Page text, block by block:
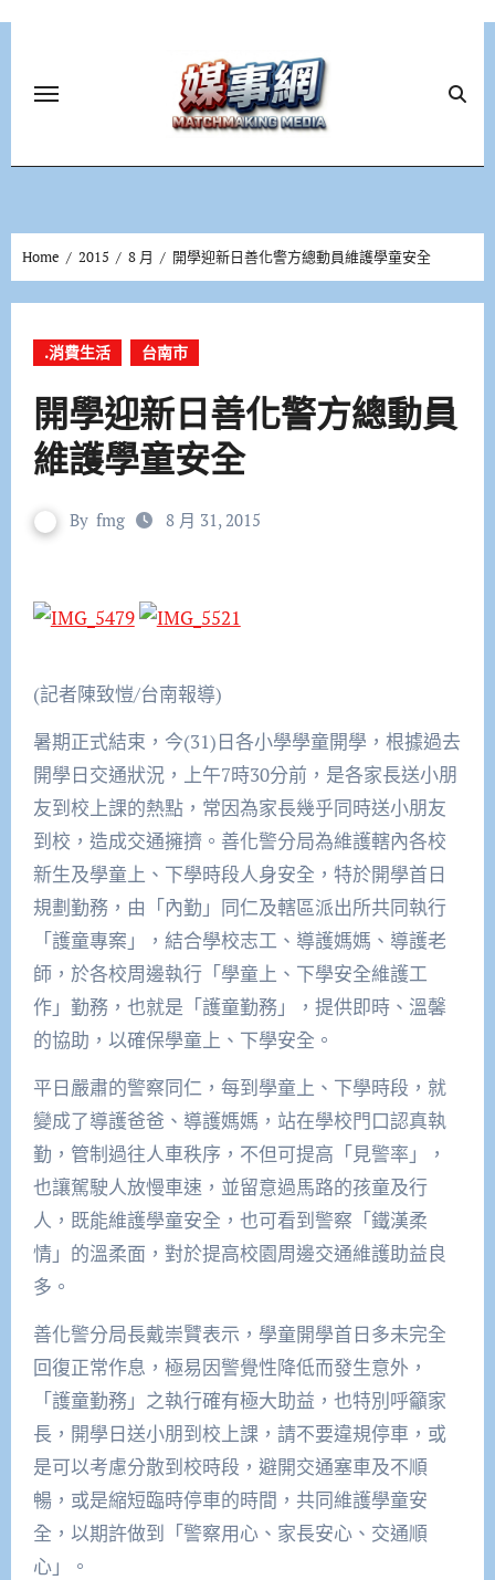
Home 2015 8 月 開學迎新日善化警方總動員維護學童安全
.消費生活 台南市
開學迎新日善化警方總動員
維護學童安全
By fmg 8 月 31, 2015
(記者陳致愷/台南報導)
暑期正式結束，今(31)日各小學學童開學，根據過去
開學日交通狀況，上午7時30分前，是各家長送小朋
友到校上課的熱點，常因為家長幾乎同時送小朋友
到校，造成交通擁擠。善化警分局為維護轄內各校
新生及學童上、下學時段人身安全，特於開學首日
規劃勤務，由「內勤」同仁及轄區派出所共同執行
「護童專案」，結合學校志工、導護媽媽、導護老
師，於各校周邊執行「學童上、下學安全維護工
作」勤務，也就是「護童勤務」，提供即時、溫馨
的協助，以確保學童上、下學安全。
平日嚴肅的警察同仁，每到學童上、下學時段，就
變成了導護爸爸、導護媽媽，站在學校門口認真執
勤，管制過往人車秩序，不但可提高「見警率」，
也讓駕駛人放慢車速，並留意過馬路的孩童及行
人，既能維護學童安全，也可看到警察「鐵漢柔
情」的溫柔面，對於提高校園周邊交通維護助益良
多。
善化警分局長戴崇贒表示，學童開學首日多未完全
回復正常作息，極易因警覺性降低而發生意外，
「護童勤務」之執行確有極大助益，也特別呼籲家
長，開學日送小朋到校上課，請不要違規停車，或
是可以考慮分散到校時段，避開交通塞車及不順
暢，或是縮短臨時停車的時間，共同維護學童安
全，以期許做到「警察用心、家長安心、交通順
心」。